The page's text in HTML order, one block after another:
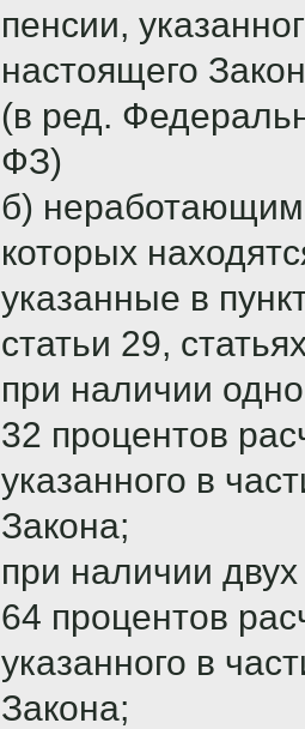
пенсии,
настоящего
(в ред.
ФЗ)
б)
которых
указанные в
статьи 29,
при наличии
32 процентов
указанного в
Закона;
при наличии
64 процентов
указанного в
Закона;